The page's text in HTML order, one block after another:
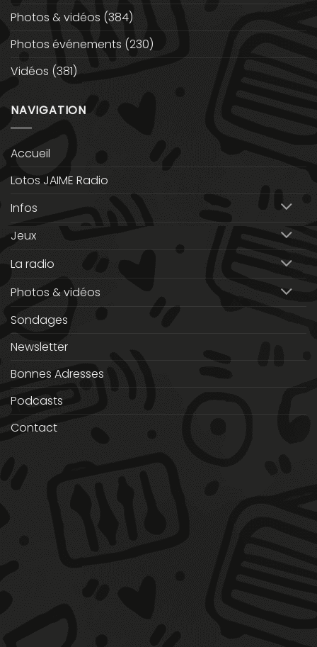
Photos & vidéos (384)
Photos événements (230)
Vidéos (381)
NAVIGATION
Accueil
Lotos JAIME Radio
Infos
Jeux
La radio
Photos & vidéos
Sondages
Newsletter
Bonnes Adresses
Podcasts
Contact